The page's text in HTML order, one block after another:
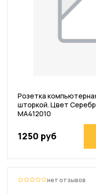
Розетка
шторкой. Цвет
MA412010
1250 руб
нет отзывов